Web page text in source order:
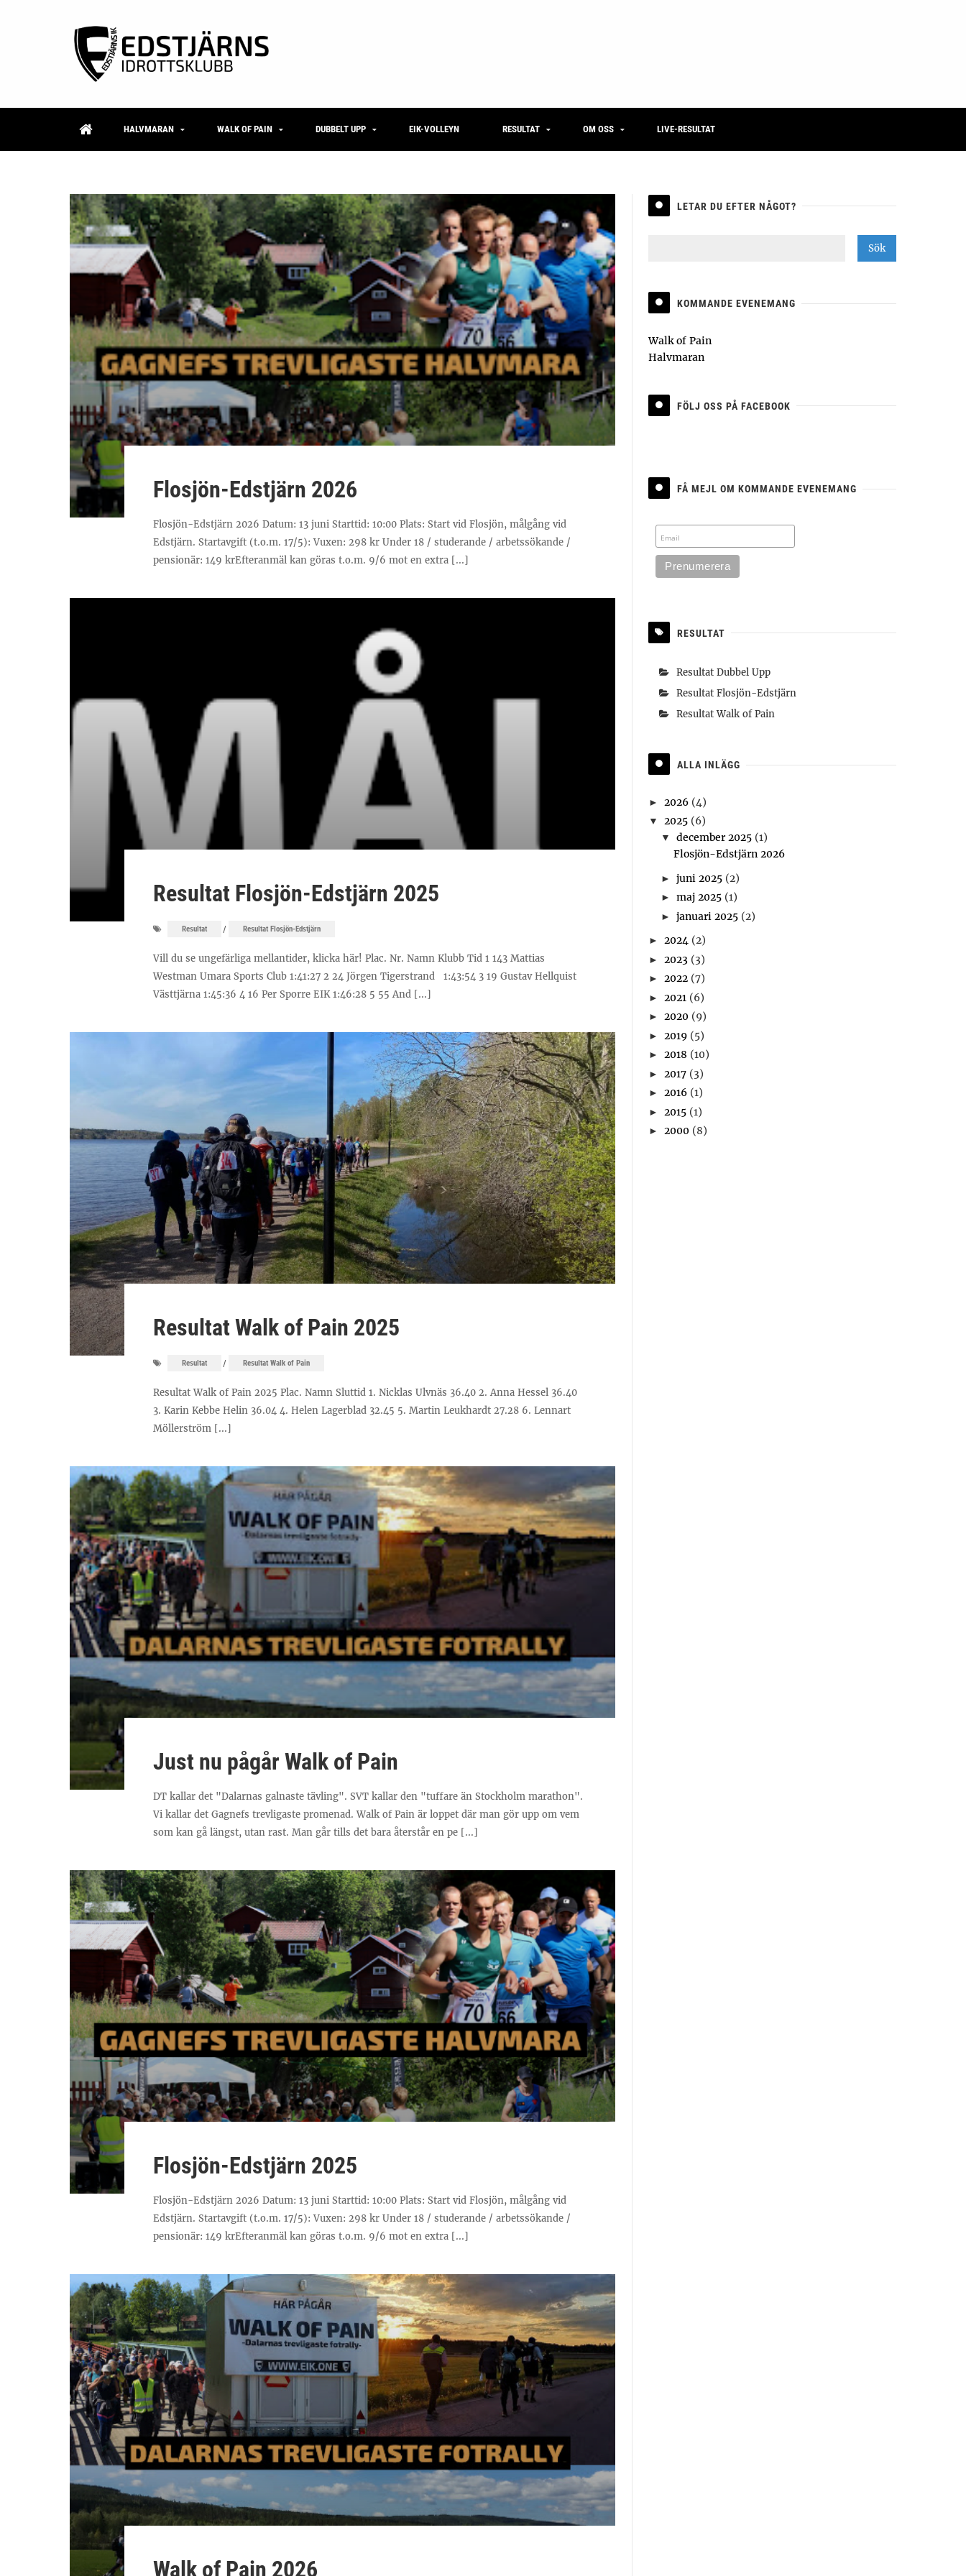
HALVMARAN WALK OF PAIN DUBBELT UPP EIK-VOLLEYN RESULTAT OM OSS LIVE-RESULTAT
Flosjön-Edstjärn 2026
Flosjön-Edstjärn 2026 Datum: 13 juni Starttid: 10:00 Plats: Start vid Flosjön, målgång vid
Edstjärn. Startavgift (t.o.m. 17/5): Vuxen: 298 kr Under 18 / studerande / arbetssökande /
pensionär: 149 krEfteranmäl kan göras t.o.m. 9/6 mot en extra [...]
Resultat Flosjön-Edstjärn 2025
Resultat / Resultat Flosjön-Edstjärn
Vill du se ungefärliga mellantider, klicka här! Plac. Nr. Namn Klubb Tid 1 143 Mattias
Westman Umara Sports Club 1:41:27 2 24 Jörgen Tigerstrand 1:43:54 3 19 Gustav Hellquist
Västtjärna 1:45:36 4 16 Per Sporre EIK 1:46:28 5 55 And [...]
Resultat Walk of Pain 2025
Resultat / Resultat Walk of Pain
Resultat Walk of Pain 2025 Plac. Namn Sluttid 1. Nicklas Ulvnäs 36.40 2. Anna Hessel 36.40
3. Karin Kebbe Helin 36.04 4. Helen Lagerblad 32.45 5. Martin Leukhardt 27.28 6. Lennart
Möllerström [...]
Just nu pågår Walk of Pain
DT kallar det "Dalarnas galnaste tävling". SVT kallar den "tuffare än Stockholm marathon".
Vi kallar det Gagnefs trevligaste promenad. Walk of Pain är loppet där man gör upp om vem
som kan gå längst, utan rast. Man går tills det bara återstår en pe [...]
Flosjön-Edstjärn 2025
Flosjön-Edstjärn 2026 Datum: 13 juni Starttid: 10:00 Plats: Start vid Flosjön, målgång vid
Edstjärn. Startavgift (t.o.m. 17/5): Vuxen: 298 kr Under 18 / studerande / arbetssökande /
pensionär: 149 krEfteranmäl kan göras t.o.m. 9/6 mot en extra [...]
Walk of Pain 2026
LETAR DU EFTER NÅGOT?
KOMMANDE EVENEMANG
Walk of Pain
Halvmaran
FÖLJ OSS PÅ FACEBOOK
FÅ MEJL OM KOMMANDE EVENEMANG
RESULTAT
Resultat Dubbel Upp
Resultat Flosjön-Edstjärn
Resultat Walk of Pain
ALLA INLÄGG
► 2026 (4)
▼ 2025 (6)
▼ december 2025 (1)
Flosjön-Edstjärn 2026
► juni 2025 (2)
► maj 2025 (1)
► januari 2025 (2)
► 2024 (2)
► 2023 (3)
► 2022 (7)
► 2021 (6)
► 2020 (9)
► 2019 (5)
► 2018 (10)
► 2017 (3)
► 2016 (1)
► 2015 (1)
► 2000 (8)